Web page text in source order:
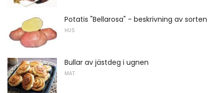
Potatis "Bellarosa" - beskrivning av sorten
HUS
Bullar av jästdeg i ugnen
MAT